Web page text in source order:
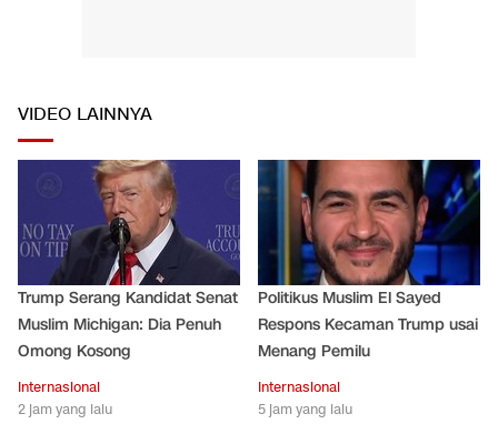
VIDEO LAINNYA
Trump Serang Kandidat Senat
Muslim Michigan: Dia Penuh
Omong Kosong
Internasional
2 jam yang lalu
Politikus Muslim El Sayed
Respons Kecaman Trump usai
Menang Pemilu
Internasional
5 jam yang lalu